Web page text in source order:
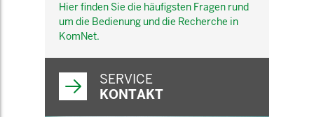
Hier finden Sie die häufigsten Fragen rund
um die Bedienung und die Recherche in
KomNet.
SERVICE
KONTAKT